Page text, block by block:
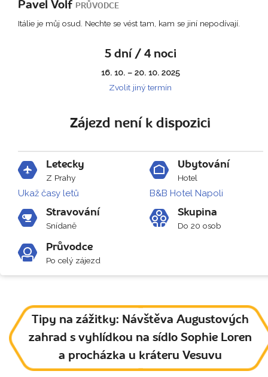
Pavel Volf PRŮVODCE
Itálie je můj osud. Nechte se vést tam, kam se jiní nepodívají.
5 dní / 4 noci
16. 10. – 20. 10. 2025
Zvolit jiný termín
Zájezd není k dispozici
Letecky
Z Prahy
Ukaž časy letů
Ubytování
Hotel
B&B Hotel Napoli
Stravování
Snídaně
Skupina
Do 20 osob
Průvodce
Po celý zájezd
Tipy na zážitky: Návštěva Augustových
zahrad s vyhlídkou na sídlo Sophie Loren
a procházka u kráteru Vesuvu